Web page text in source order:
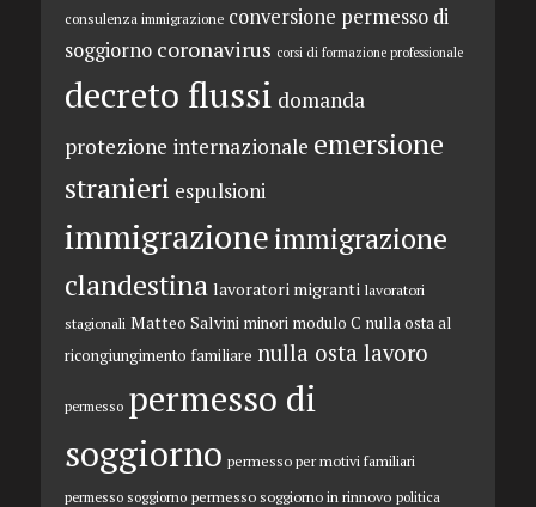
consulenza immigrazione conversione permesso di
soggiorno coronavirus corsi di formazione professionale
decreto flussi domanda
protezione internazionale emersione
stranieri espulsioni
immigrazioneimmigrazione
clandestina lavoratori migranti lavoratori
stagionali Matteo Salvini minori modulo C nulla osta al
ricongiungimento familiare nulla osta lavoro
permesso permesso di
soggiorno permesso per motivi familiari
permesso soggiorno permesso soggiorno in rinnovo politica